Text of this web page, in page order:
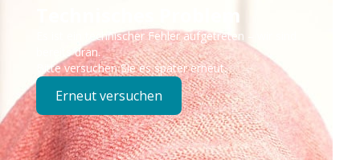
Technisches Problem
Es ist ein technischer Fehler aufgetreten – wir sind
bereits dran.
Bitte versuchen Sie es später erneut.
Erneut versuchen